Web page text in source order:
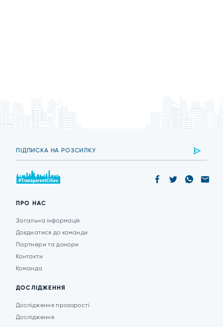
ПРО НАС
Загальна інформація
Доєднатися до команди
Партнери та донори
Контакти
Команда
ДОСЛІДЖЕННЯ
Дослідження прозорості
Дослідження